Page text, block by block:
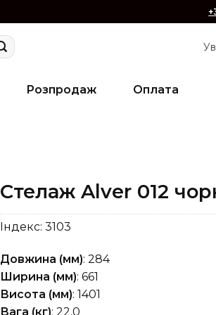
Розпродаж Оплата
Стелаж Alver 012
Індекс: 3103
Довжина (мм): 284
Ширина (мм): 661
Висота (мм): 1401
Вага (кг): 22,0